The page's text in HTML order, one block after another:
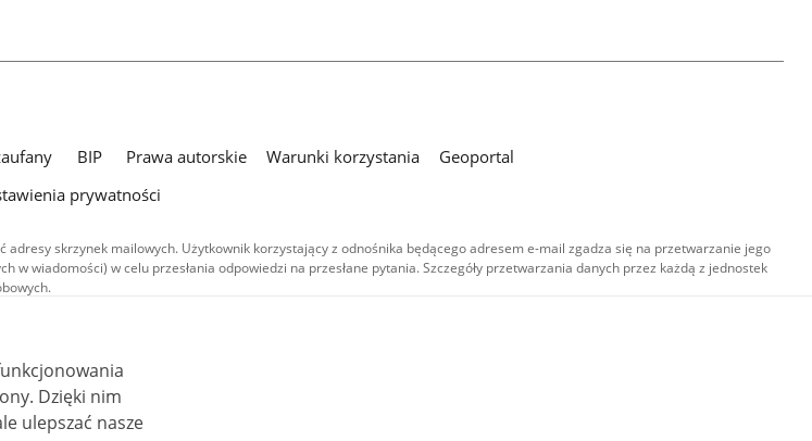
BIP Prawa autorskie Warunki korzystania
Geoportal
prywatności
skrzynek mailowych. Użytkownik korzystający z odnośnika będącego adresem e-mail zgadza się na przetwarzanie jego
w wiadomości) w celu przesłania odpowiedzi na przesłane pytania. Szczegóły przetwarzania danych przez każdą z jednostek
wyłączeniem treści audiowizualnych), są
uznanie autorstwa - na tych samych
audiowizualne, w tym zdjęcia, materiały audio i wideo,
uznanie autorstwa użycie niekomercyjne -
4.0), o ile nie jest to stwierdzone inaczej.
nim
ulepszać nasze